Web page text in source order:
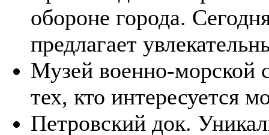
обороне города.
предлагает
Музей военно-морской
тех, кто интересуется
Петровский док.